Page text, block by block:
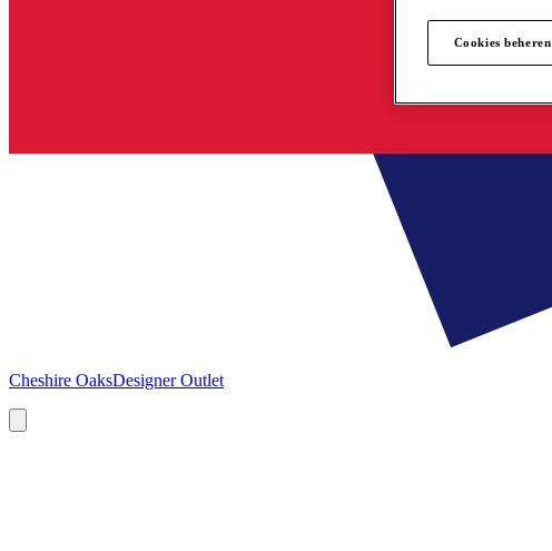
Cheshire OaksDesigner Outlet
Cookies beheren